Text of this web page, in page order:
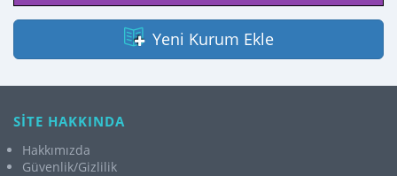
Yeni Kurum Ekle
SİTE HAKKINDA
Hakkımızda
Güvenlik/Gizlilik